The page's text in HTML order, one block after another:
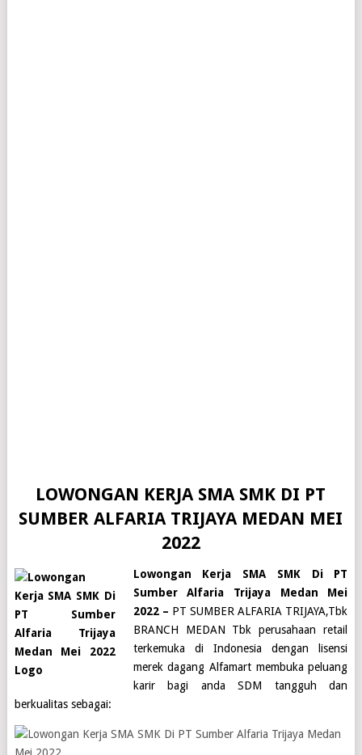
LOWONGAN KERJA SMA SMK DI PT
SUMBER ALFARIA TRIJAYA MEDAN MEI
2022
Lowongan Kerja SMA SMK Di PT
Sumber Alfaria Trijaya Medan Mei
2022 – PT SUMBER ALFARIA TRIJAYA,Tbk
BRANCH MEDAN Tbk perusahaan retail
terkemuka di Indonesia dengan lisensi
merek dagang Alfamartmembuka peluang
karir bagi anda SDM tangguh dan
berkualitas sebagai: